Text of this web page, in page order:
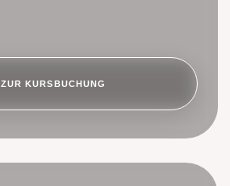
ZUR KURSBUCHUNG